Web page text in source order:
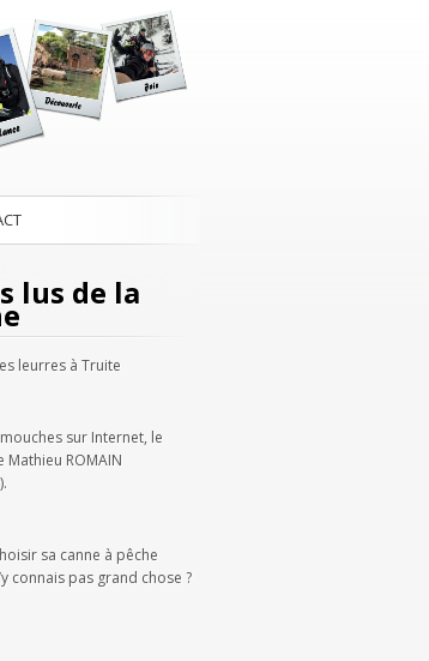
lus de la
leurres à Truite
sur Internet, le
ROMAIN
sa canne à pêche
connais pas grand chose ?